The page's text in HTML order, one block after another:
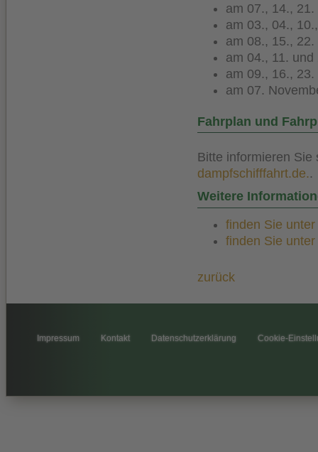
am 07., 14.,
am 03., 04.,
am 08., 15.,
am 04., 11.
am 09., 16.,
am 07.
Fahrplan und
Bitte informieren
dampfschifffahrt.de..
Weitere
finden Sie
finden Sie
zurück
Impressum Kontakt Datenschutzerklärung Cookie-